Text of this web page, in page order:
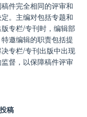
件完全相同的评审和
。主编对包括专题和
专栏/专刊时，编辑部
邀编辑的职责包括提
专栏/专刊出版中出现
督，以保障稿件评审
稿